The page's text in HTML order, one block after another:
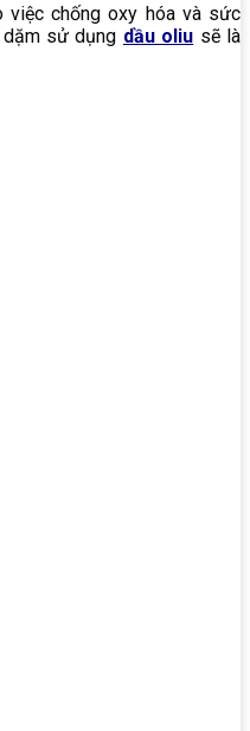
chống oxy hóa và sức
sử dụng dầu oliu sẽ là